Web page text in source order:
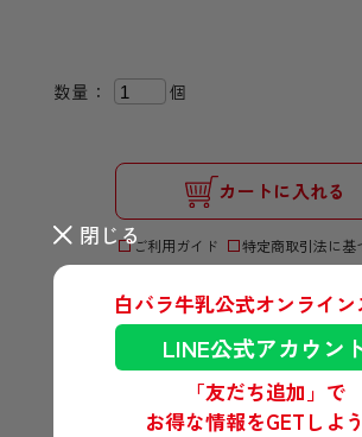
閉じる
白バラ牛乳公式オンライン
LINE公式アカウン
「友だち追加」で
お得な情報をGETしよ
数量： 個
カートに入れる
ご利用ガイド 特定商取引法に基